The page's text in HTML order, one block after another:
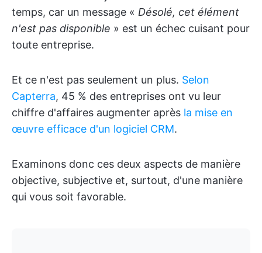
temps, car un message « Désolé, cet élément
n'est pas disponible » est un échec cuisant pour
toute entreprise.
Et ce n'est pas seulement un plus. Selon
Capterra, 45 % des entreprises ont vu leur
chiffre d'affaires augmenter après la mise en
œuvre efficace d'un logiciel CRM.
Examinons donc ces deux aspects de manière
objective, subjective et, surtout, d'une manière
qui vous soit favorable.